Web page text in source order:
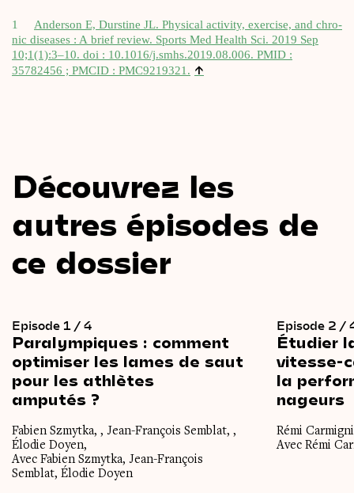
1
Ander­son E, Durs­tine JL. Phy­si­cal acti­vi­ty, exer­cise, and chro­
nic diseases : A brief review. Sports Med Health Sci. 2019 Sep
10;1(1):3–10. doi : 10.1016/j.smhs.2019.08.006. PMID :
35782456 ; PMCID : PMC9219321. ↑
Découvrez les
autres épisodes de
ce dossier
Episode 1 / 4
Paralympiques : comment
optimiser les lames de saut
pour les athlètes
amputés ?
Fabien Szmytka, , Jean-François Semblat, ,
Élodie Doyen,
Avec Fabien Szmytka, Jean-François
Semblat, Élodie Doyen
Episode 2 /
Étudier
vitesse-
la
nageurs
Rémi
Avec Rémi